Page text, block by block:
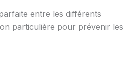
entre les différents
particulière pour prévenir les